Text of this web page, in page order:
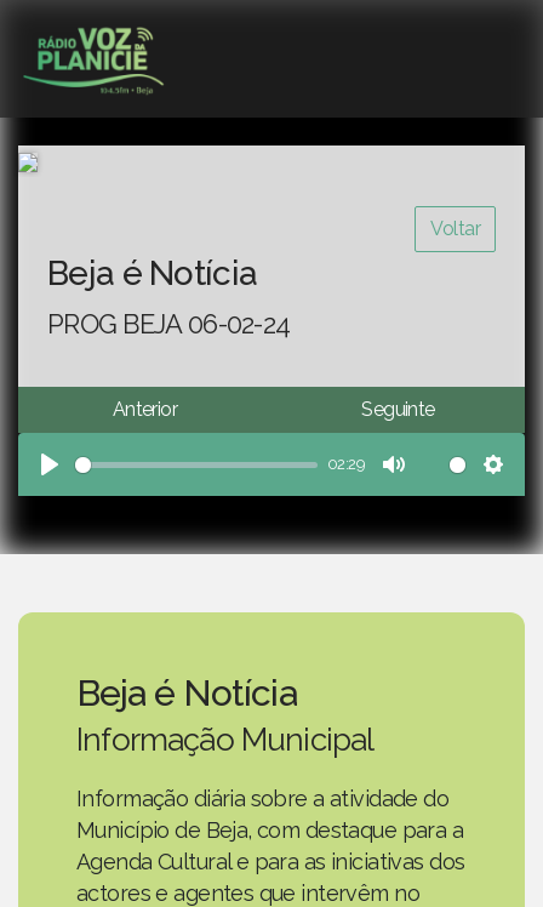
Voltar
Beja é Notícia
PROG BEJA 06-02-24
Anterior Seguinte
Play
02:29
Mute
Beja é Notícia
Informação Municipal
Informação diária sobre a atividade do
Município de Beja, com destaque para a
Agenda Cultural e para as iniciativas dos
actores e agentes que intervêm no